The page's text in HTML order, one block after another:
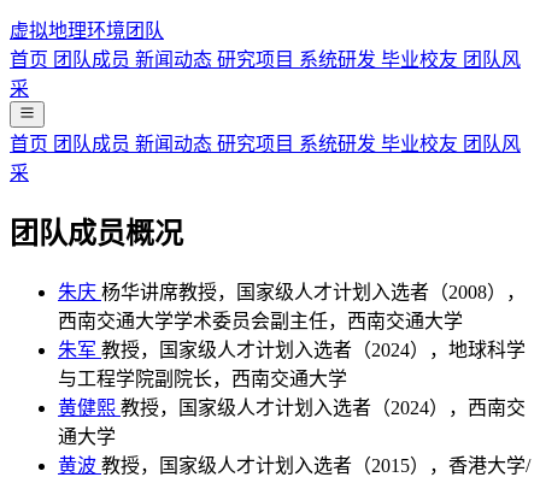
虚拟地理环境团队
首页 团队成员 新闻动态 研究项目 系统研发 毕业校友 团队风
采
首页 团队成员 新闻动态 研究项目 系统研发 毕业校友 团队风
采
团队成员概况
朱庆 杨华讲席教授，国家级人才计划入选者（2008），
西南交通大学学术委员会副主任，西南交通大学
朱军 教授，国家级人才计划入选者（2024），地球科学
与工程学院副院长，西南交通大学
黄健熙 教授，国家级人才计划入选者（2024），西南交
通大学
黄波 教授，国家级人才计划入选者（2015），香港大学/